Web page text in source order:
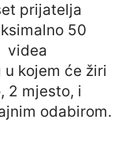
prijatelja
50
videa
kojem će žiri
2 mjesto, i
odabirom.